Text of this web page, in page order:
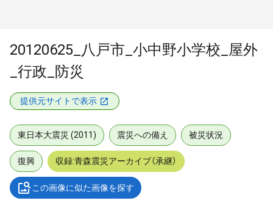
20120625_八戸市_小中野小学校_屋外
_行政_防災
提供元サイトで表示
東日本大震災 (2011) 震災への備え 被災状況
復興 収録:青森震災アーカイブ（承継）
この画像に似た画像を探す